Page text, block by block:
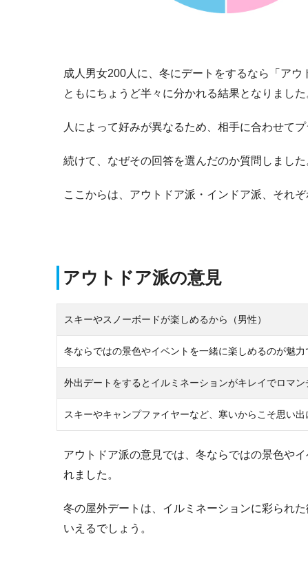
成人男女200人に、冬にデートをするなら「ア
ともにちょうど半々に分かれる結果となりました
人によって好みが異なるため、相手に合わせて
続けて、なぜその回答を選んだのか質問しました
ここからは、アウトドア派・インドア派、それぞ
アウトドア派の意見
スキーやスノーボードが楽しめるから（男性）
冬ならではの景色やイベントを一緒に楽しめるのが魅力
外出デートをするとイルミネーションがキレイでロマン
スキーやキャンプファイヤーなど、寒いからこそ思い
アウトドア派の意見では、冬ならではの景色や
れました。
冬の屋外デートは、イルミネーションに彩られ
いえるでしょう。